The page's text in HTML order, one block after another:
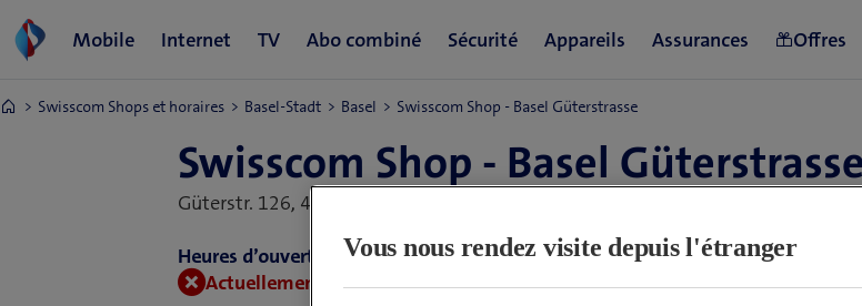
Swisscom Shops et horaires Basel-Stadt Basel Swisscom Shop - Basel Güterstrasse
Swisscom Shop - Basel Güterstrasse
Güterstr. 126, 4053 Basel, Suisse
Heures d’ouverture:
Actuellement fermé.Ouvre demain à 09:00
Vous nous rendez visite depuis l'étranger